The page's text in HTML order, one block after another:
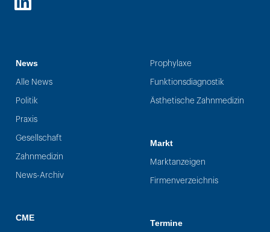
LinkedIn
News
Alle News
Politik
Praxis
Gesellschaft
Zahnmedizin
News-Archiv
CME
Prophylaxe
Funktionsdiagnostik
Ästhetische Zahnmedizin
Markt
Marktanzeigen
Firmenverzeichnis
Termine